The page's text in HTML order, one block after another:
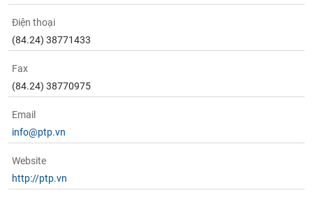
Điện thoại
(84.24) 38771433
Fax
(84.24) 38770975
Email
info@ptp.vn
Website
http://ptp.vn